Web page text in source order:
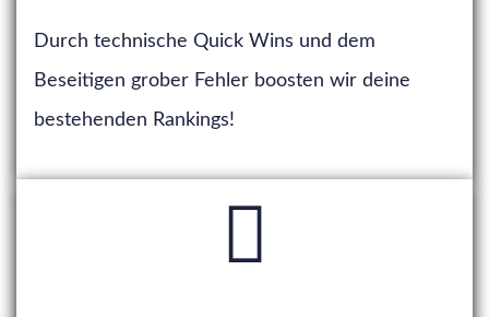
Durch technische Quick Wins und dem
Beseitigen grober Fehler boosten wir deine
bestehenden Rankings!